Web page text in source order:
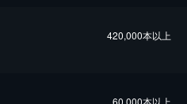
420,000本以上